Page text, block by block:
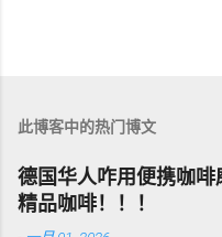
此博客中的热门博文
德国华人咋用便携咖
精品咖啡！！！